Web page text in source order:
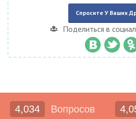
Спросите У Ваших
Поделиться в
4,034 Вопросов